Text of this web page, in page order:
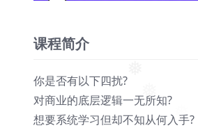
❅
❅
❅
课程简介
你是否有以下四扰?
对商业的底层逻辑一无所知?
想要系统学习但却不知从何入手?